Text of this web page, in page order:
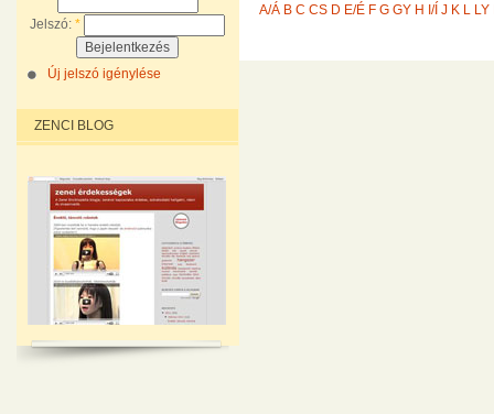
Jelszó: *
Új jelszó igénylése
ZENCI BLOG
A/Á B C CS D E/É F G GY H I/Í J K L LY